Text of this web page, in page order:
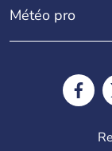
Météo pro